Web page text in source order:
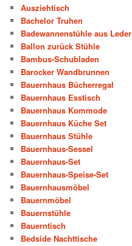
Ausziehtisch
Bachelor Truhen
Badewannenstühle aus Leder
Ballon zurück Stühle
Bambus-Schubladen
Barocker Wandbrunnen
Bauernhaus Bücherregal
Bauernhaus Esstisch
Bauernhaus Kommode
Bauernhaus Küche Set
Bauernhaus Stühle
Bauernhaus-Sessel
Bauernhaus-Set
Bauernhaus-Speise-Set
Bauernhausmöbel
Bauernmöbel
Bauernstühle
Bauerntisch
Bedside Nachttische